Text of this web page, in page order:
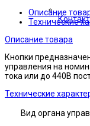
Описание
Технические
Описание товара
Кнопки
управления на
тока или до 440В
Технические
Вид органа